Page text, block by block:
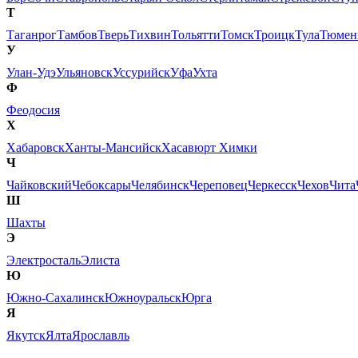
Т
ТаганрогТамбовТверьТихвинТольяттиТомскТроицкТула
У
Улан-УдэУльяновскУссурийскУфаУхта
Ф
Феодосия
Х
ХабаровскХанты-МансийскХасавюрт Химки
Ч
ЧайковскийЧебоксарыЧелябинскЧереповецЧеркесскЧеховЧита
Ш
Шахты
Э
ЭлектростальЭлиста
Ю
Южно-СахалинскЮжноуральскЮрга
Я
ЯкутскЯлтаЯрославль